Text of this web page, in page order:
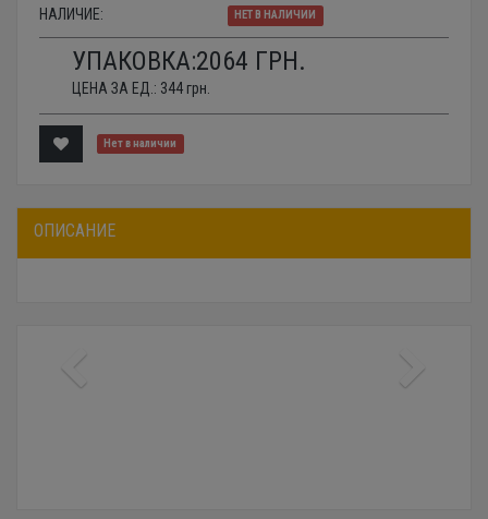
НАЛИЧИЕ:
НЕТ В НАЛИЧИИ
УПАКОВКА:2064 ГРН.
ЦЕНА ЗА ЕД.: 344 грн.
Нет в наличии
ОПИСАНИЕ